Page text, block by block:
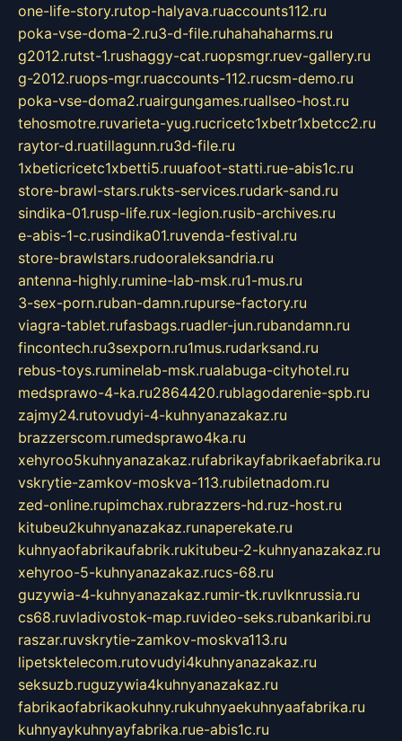
one-life-story.rutop-halyava.ruaccounts112.ru
poka-vse-doma-2.ru3-d-file.ruhahahaharms.ru
g2012.rutst-1.rushaggy-cat.ruopsmgr.ruev-gallery.ru
g-2012.ruops-mgr.ruaccounts-112.rucsm-demo.ru
poka-vse-doma2.ruairgungames.ruallseo-host.ru
tehosmotre.ruvarieta-yug.rucricetc1xbetr1xbetcc2.ru
raytor-d.ruatillagunn.ru3d-file.ru
1xbeticricetc1xbetti5.ruuafoot-statti.rue-abis1c.ru
store-brawl-stars.rukts-services.rudark-sand.ru
sindika-01.rusp-life.rux-legion.rusib-archives.ru
e-abis-1-c.rusindika01.ruvenda-festival.ru
store-brawlstars.rudooraleksandria.ru
antenna-highly.rumine-lab-msk.ru1-mus.ru
3-sex-porn.ruban-damn.rupurse-factory.ru
viagra-tablet.rufasbags.ruadler-jun.rubandamn.ru
fincontech.ru3sexporn.ru1mus.rudarksand.ru
rebus-toys.ruminelab-msk.rualabuga-cityhotel.ru
medsprawo-4-ka.ru2864420.rublagodarenie-spb.ru
zajmy24.rutovudyi-4-kuhnyanazakaz.ru
brazzerscom.rumedsprawo4ka.ru
xehyroo5kuhnyanazakaz.rufabrikayfabrikaefabrika.ru
vskrytie-zamkov-moskva-113.rubiletnadom.ru
zed-online.rupimchax.rubrazzers-hd.ruz-host.ru
kitubeu2kuhnyanazakaz.runaperekate.ru
kuhnyaofabrikaufabrik.rukitubeu-2-kuhnyanazakaz.ru
xehyroo-5-kuhnyanazakaz.rucs-68.ru
guzywia-4-kuhnyanazakaz.rumir-tk.ruvlknrussia.ru
cs68.ruvladivostok-map.ruvideo-seks.rubankaribi.ru
raszar.ruvskrytie-zamkov-moskva113.ru
lipetsktelecom.rutovudyi4kuhnyanazakaz.ru
seksuzb.ruguzywia4kuhnyanazakaz.ru
fabrikaofabrikaokuhny.rukuhnyaekuhnyaafabrika.ru
kuhnyaykuhnyayfabrika.rue-abis1c.ru